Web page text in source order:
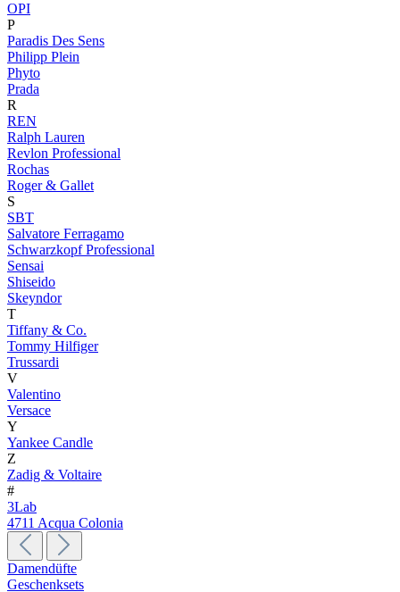
OPI
P
Paradis Des Sens
Philipp Plein
Phyto
Prada
R
REN
Ralph Lauren
Revlon Professional
Rochas
Roger & Gallet
S
SBT
Salvatore Ferragamo
Schwarzkopf Professional
Sensai
Shiseido
Skeyndor
T
Tiffany & Co.
Tommy Hilfiger
Trussardi
V
Valentino
Versace
Y
Yankee Candle
Z
Zadig & Voltaire
#
3Lab
4711 Acqua Colonia
Damendüfte
Geschenksets